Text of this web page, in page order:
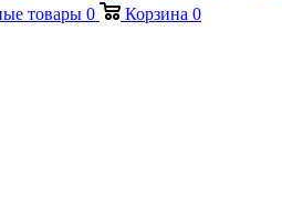
товары 0 Корзина 0